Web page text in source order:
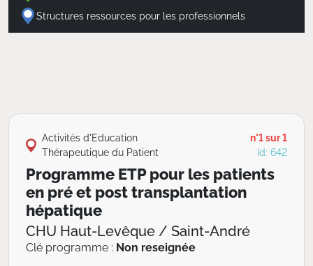
Structures ressources pour les professionnels
Activités d'Education
Thérapeutique du Patient
n°1 sur 1
Id: 642
Programme ETP pour les patients
en pré et post transplantation
hépatique
CHU Haut-Levêque / Saint-André
Clé programme : Non reseignée